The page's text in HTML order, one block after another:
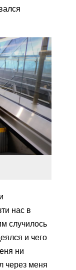
нас в
случилось
и чего
ни
через меня